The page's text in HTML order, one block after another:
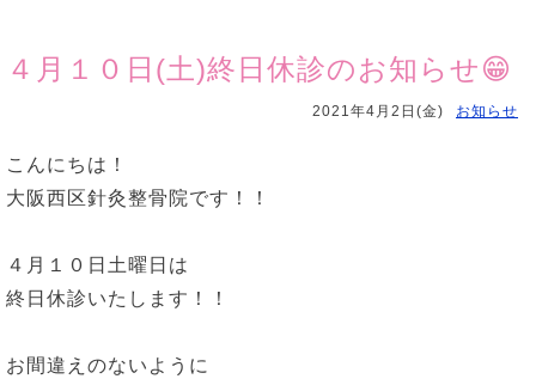
４月１０日(土)終日休診のお知らせ😁
2021年4月2日(金) お知らせ
こんにちは！
大阪西区針灸整骨院です！！
４月１０日土曜日は
終日休診いたします！！
お間違えのないように